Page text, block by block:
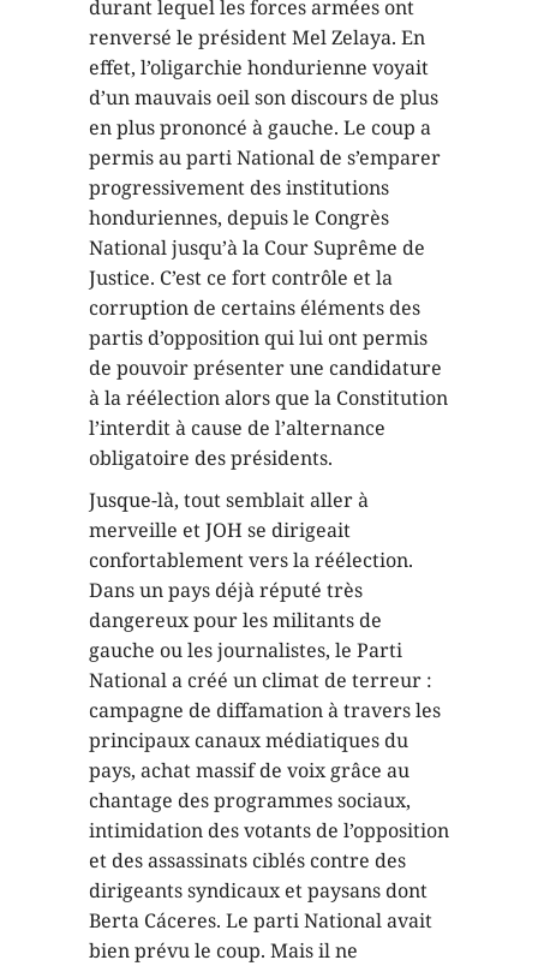
durant lequel les forces armées ont
renversé le président Mel Zelaya. En
effet, l’oligarchie hondurienne voyait
d’un mauvais oeil son discours de plus
en plus prononcé à gauche. Le coup a
permis au parti National de s’emparer
progressivement des institutions
honduriennes, depuis le Congrès
National jusqu’à la Cour Suprême de
Justice. C’est ce fort contrôle et la
corruption de certains éléments des
partis d’opposition qui lui ont permis
de pouvoir présenter une candidature
à la réélection alors que la Constitution
l’interdit à cause de l’alternance
obligatoire des présidents.
Jusque-là, tout semblait aller à
merveille et JOH se dirigeait
confortablement vers la réélection.
Dans un pays déjà réputé très
dangereux pour les militants de
gauche ou les journalistes, le Parti
National a créé un climat de terreur :
campagne de diffamation à travers les
principaux canaux médiatiques du
pays, achat massif de voix grâce au
chantage des programmes sociaux,
intimidation des votants de l’opposition
et des assassinats ciblés contre des
dirigeants syndicaux et paysans dont
Berta Cáceres. Le parti National avait
bien prévu le coup. Mais il ne